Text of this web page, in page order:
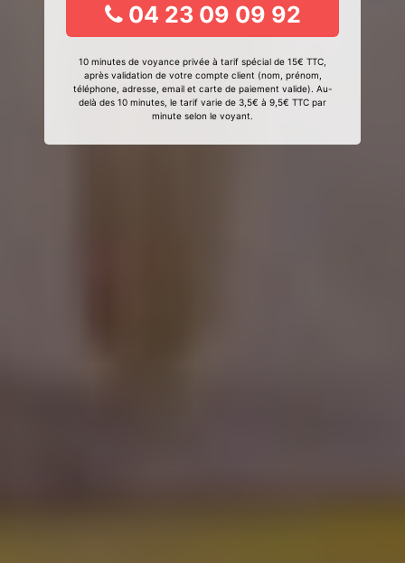
04 23 09 09 92
10 minutes de voyance privée à tarif spécial de 15€ TTC,
après validation de votre compte client (nom, prénom,
téléphone, adresse, email et carte de paiement valide). Au-
delà des 10 minutes, le tarif varie de 3,5€ à 9,5€ TTC par
minute selon le voyant.